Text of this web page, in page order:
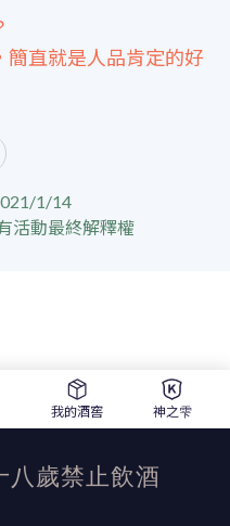
簡直就是人品肯定的好
1/14
活動最終解釋權
我的酒窖 神之雫
八歲禁止飲酒